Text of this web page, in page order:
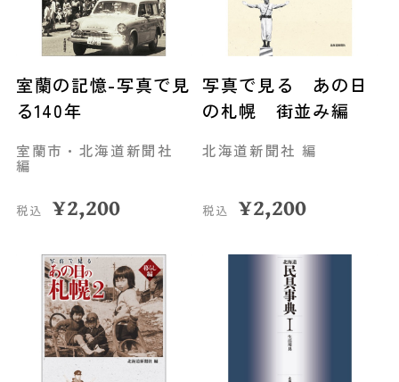
室蘭の記憶-写真で見
る140年
室蘭市・北海道新聞社
編
税込 ¥2,200
写真で見る あの日
の札幌 街並み編
北海道新聞社 編
税込 ¥2,200